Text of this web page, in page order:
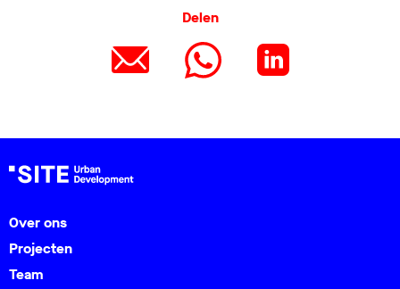
Delen
Over ons
Projecten
Team